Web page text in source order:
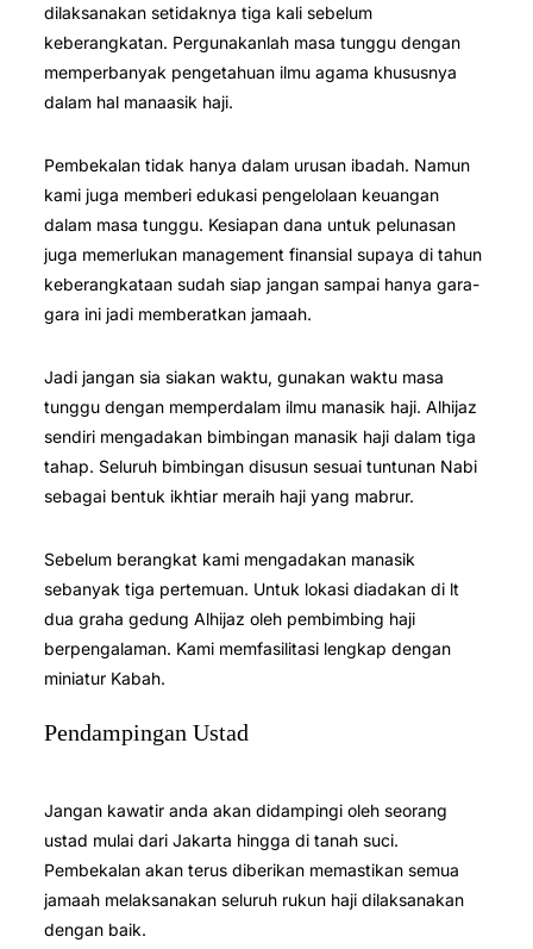
dilaksanakan setidaknya tiga kali sebelum
keberangkatan. Pergunakanlah masa tunggu dengan
memperbanyak pengetahuan ilmu agama khususnya
dalam hal manaasik haji.
Pembekalan tidak hanya dalam urusan ibadah. Namun
kami juga memberi edukasi pengelolaan keuangan
dalam masa tunggu. Kesiapan dana untuk pelunasan
juga memerlukan management finansial supaya di tahun
keberangkataan sudah siap jangan sampai hanya gara-
gara ini jadi memberatkan jamaah.
Jadi jangan sia siakan waktu, gunakan waktu masa
tunggu dengan memperdalam ilmu manasik haji. Alhijaz
sendiri mengadakan bimbingan manasik haji dalam tiga
tahap. Seluruh bimbingan disusun sesuai tuntunan Nabi
sebagai bentuk ikhtiar meraih haji yang mabrur.
Sebelum berangkat kami mengadakan manasik
sebanyak tiga pertemuan. Untuk lokasi diadakan di lt
dua graha gedung Alhijaz oleh pembimbing haji
berpengalaman. Kami memfasilitasi lengkap dengan
miniatur Kabah.
Pendampingan Ustad
Jangan kawatir anda akan didampingi oleh seorang
ustad mulai dari Jakarta hingga di tanah suci.
Pembekalan akan terus diberikan memastikan semua
jamaah melaksanakan seluruh rukun haji dilaksanakan
dengan baik.